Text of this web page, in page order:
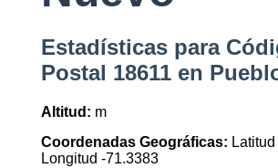
Estadísticas para
Postal 18611 en
Altitud: m
Coordenadas Geográficas:
Longitud -71.3383